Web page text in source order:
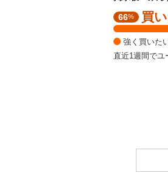
強
く
買
い
66% 買
強く買いた
直近1週間でユ